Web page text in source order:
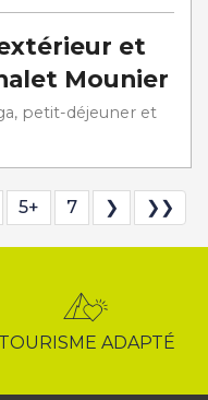
et
Mounier
petit-déjeuner et
5+ 7 ❯ ❯❯
TOURISME ADAPTÉ